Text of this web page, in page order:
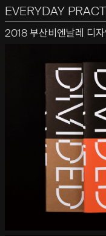
EVERYDAY
일상의실천
2018 부산비엔날레 디
는 이번 2018부산비엔날레